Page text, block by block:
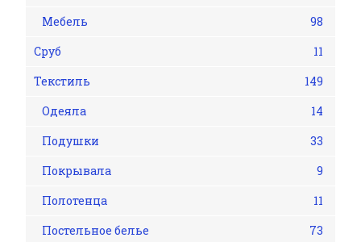
Мебель
98
Сруб
11
Текстиль
149
Одеяла
14
Подушки
33
Покрывала
9
Полотенца
11
Постельное белье
73